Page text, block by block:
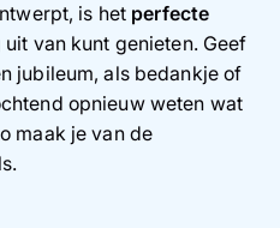
is het perfecte
van kunt genieten. Geef
jubileum, als bedankje of
opnieuw weten wat
maak je van de